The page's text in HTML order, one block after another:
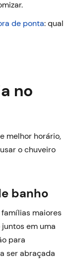
de ponta: qual
no
melhor horário,
o chuveiro
banho
maiores
em uma
para
ser abraçada